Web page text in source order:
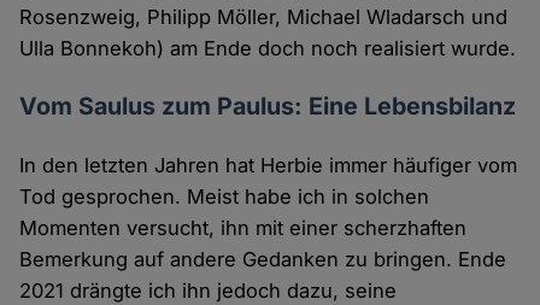
Rosenzweig, Philipp Möller, Michael Wladarsch und
Ulla Bonnekoh) am Ende doch noch realisiert wurde.
Vom Saulus zum Paulus: Eine Lebensbilanz
In den letzten Jahren hat Herbie immer häufiger vom
Tod gesprochen. Meist habe ich in solchen
Momenten versucht, ihn mit einer scherzhaften
Bemerkung auf andere Gedanken zu bringen. Ende
2021 drängte ich ihn jedoch dazu, seine